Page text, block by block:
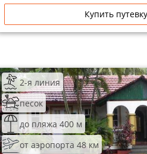
Купить
2-я линия
песок
до пляжа 400 м
от аэропорта 48 км